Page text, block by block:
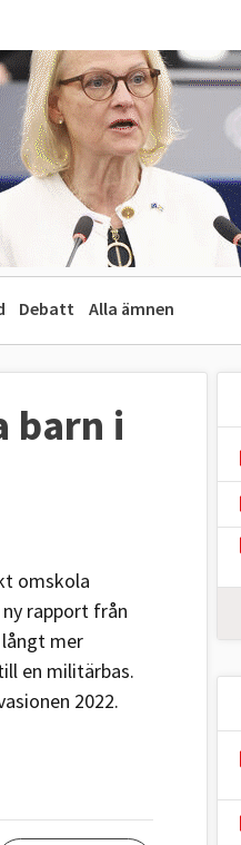
Debatt Alla ämnen
barn i
omskola
rapport från
mer
en militärbas.
2022.